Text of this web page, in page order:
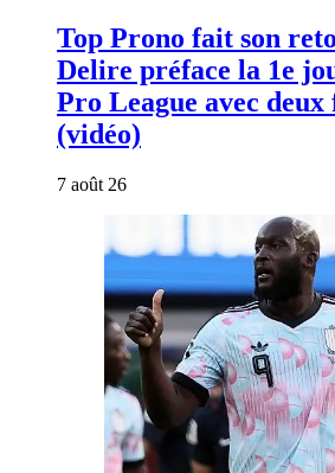
Top Prono fait son
Delire préface la 1e
Pro League avec deux
(vidéo)
7 août 26